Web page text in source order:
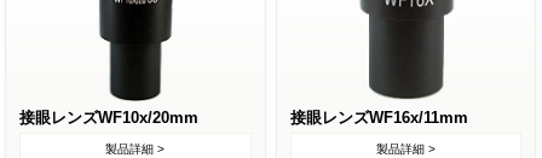
接眼レンズWF10x/20mm
製品詳細 >
接眼レンズWF16x/11mm
製品詳細 >